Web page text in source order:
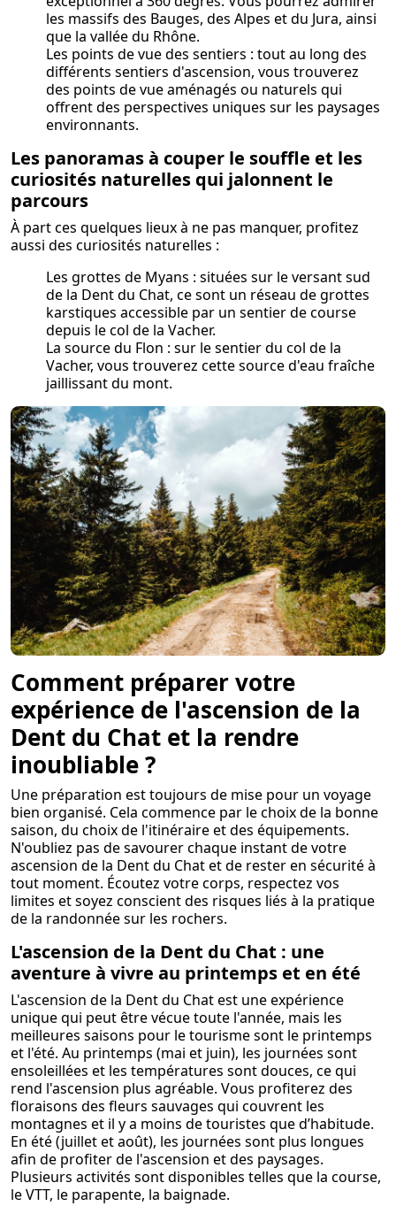
les massifs des Bauges, des Alpes et du Jura, ainsi
que la vallée du Rhône.
Les points de vue des sentiers : tout au long des
différents sentiers d'ascension, vous trouverez
des points de vue aménagés ou naturels qui
offrent des perspectives uniques sur les paysages
environnants.
Les panoramas à couper le souffle et les
curiosités naturelles qui jalonnent le
parcours
À part ces quelques lieux à ne pas manquer, profitez
aussi des curiosités naturelles :
Les grottes de Myans : situées sur le versant sud
de la Dent du Chat, ce sont un réseau de grottes
karstiques accessible par un sentier de course
depuis le col de la Vacher.
La source du Flon : sur le sentier du col de la
Vacher, vous trouverez cette source d'eau fraîche
jaillissant du mont.
Comment préparer votre
expérience de l'ascension de la
Dent du Chat et la rendre
inoubliable ?
Une préparation est toujours de mise pour un voyage
bien organisé. Cela commence par le choix de la bonne
saison, du choix de l'itinéraire et des équipements.
N'oubliez pas de savourer chaque instant de votre
ascension de la Dent du Chat et de rester en sécurité à
tout moment. Écoutez votre corps, respectez vos
limites et soyez conscient des risques liés à la pratique
de la randonnée sur les rochers.
L'ascension de la Dent du Chat : une
aventure à vivre au printemps et en été
L'ascension de la Dent du Chat est une expérience
unique qui peut être vécue toute l'année, mais les
meilleures saisons pour le tourisme sont le printemps
et l'été. Au printemps (mai et juin), les journées sont
ensoleillées et les températures sont douces, ce qui
rend l'ascension plus agréable. Vous profiterez des
floraisons des fleurs sauvages qui couvrent les
montagnes et il y a moins de touristes que d’habitude.
En été (juillet et août), les journées sont plus longues
afin de profiter de l'ascension et des paysages.
Plusieurs activités sont disponibles telles que la course,
le VTT, le parapente, la baignade.